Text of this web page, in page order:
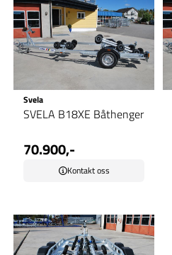
Svela
SVELA B18XE Båthenger
70.900,-
Kontakt oss